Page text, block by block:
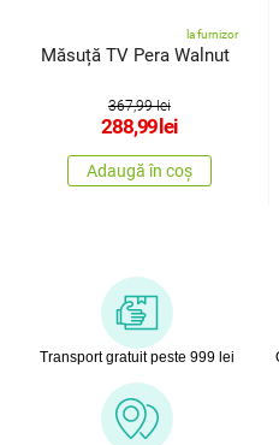
la furnizor
Măsuță TV Pera Walnut
367,99 lei
288,99 lei
Adaugă în coș
Transport gratuit peste 999 lei